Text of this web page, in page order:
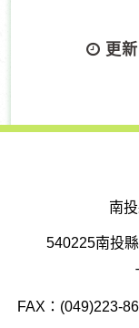
更
南
540225南投
FAX：(049)223-